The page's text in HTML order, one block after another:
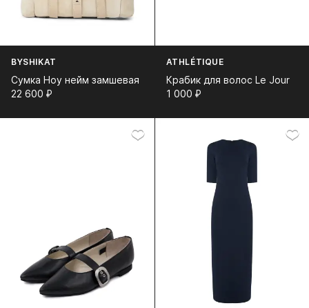
BYSHIKAT
Сумка Ноу нейм замшевая
22 600⁠ ⁠₽
ATHLÉTIQUE
Крабик для волос Le Jour
1 000⁠ ⁠₽